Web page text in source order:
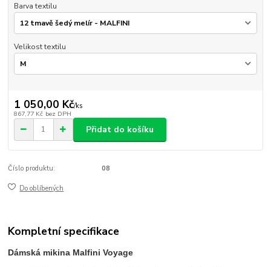
Barva textilu
Velikost textilu
1 050,00 Kč/ks
867,77 Kč bez DPH
Přidat do košíku
Číslo produktu: 08
Do oblíbených
Kompletní specifikace
Dámská mikina Malfini Voyage